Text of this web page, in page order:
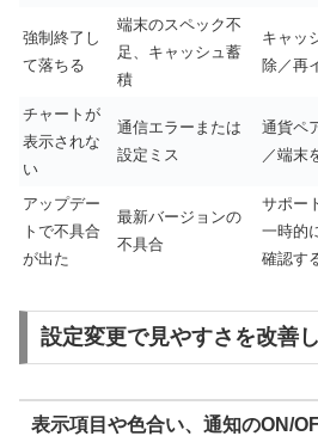
強制終了し
て落ちる
端末のスペック不
足、キャッシュ蓄
積
キャッ
除／再
チャートが
表示されな
い
通信エラーまたは
設定ミス
通貨ペ
／端末
アップデー
トで不具合
が出た
最新バージョンの
不具合
サポー
一時的
確認す
設定変更で見やすさを改善
表示項目や色合い、通知のON/